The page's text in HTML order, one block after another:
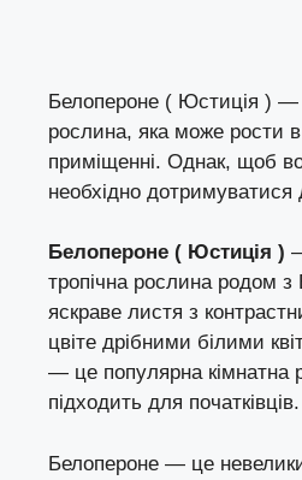
Белопероне ( Юстиція ) —
рослина, яка може рости
приміщенні. Однак, щоб
необхідно дотримуватися
Белопероне ( Юстиція )
тропічна рослина родом з
яскраве листя з
цвіте дрібними білими
— це популярна кімнатна
підходить для початківців.
Белопероне — це